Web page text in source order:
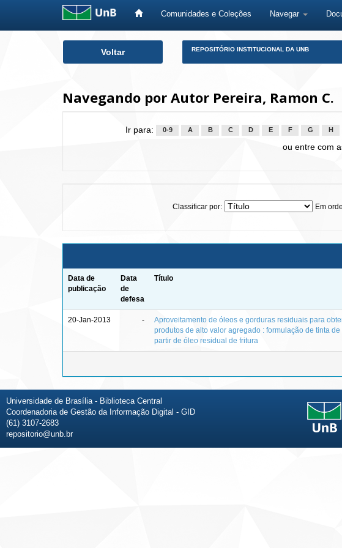
Comunidades e Coleções Navegar
Voltar REPOSITÓRIO INSTITUCIONAL DA UNB
Navegando por Autor Pereira, Ramon C.
Ir para: 0-9 A B C D E F G H
ou entre com
Classificar por: Em
Data de
publicação
Data
de
defesa
Título
20-Jan-2013 -
Aproveitamento de óleos e gorduras residuais para
produtos de alto valor agregado : formulação de tinta de
partir de óleo residual de fritura
Universidade de Brasília - Biblioteca Central
Coordenadoria de Gestão da Informação Digital - GID
(61) 3107-2683
repositorio@unb.br